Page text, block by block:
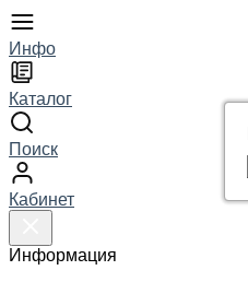
Инфо
Каталог
Поиск
Кабинет
Информация